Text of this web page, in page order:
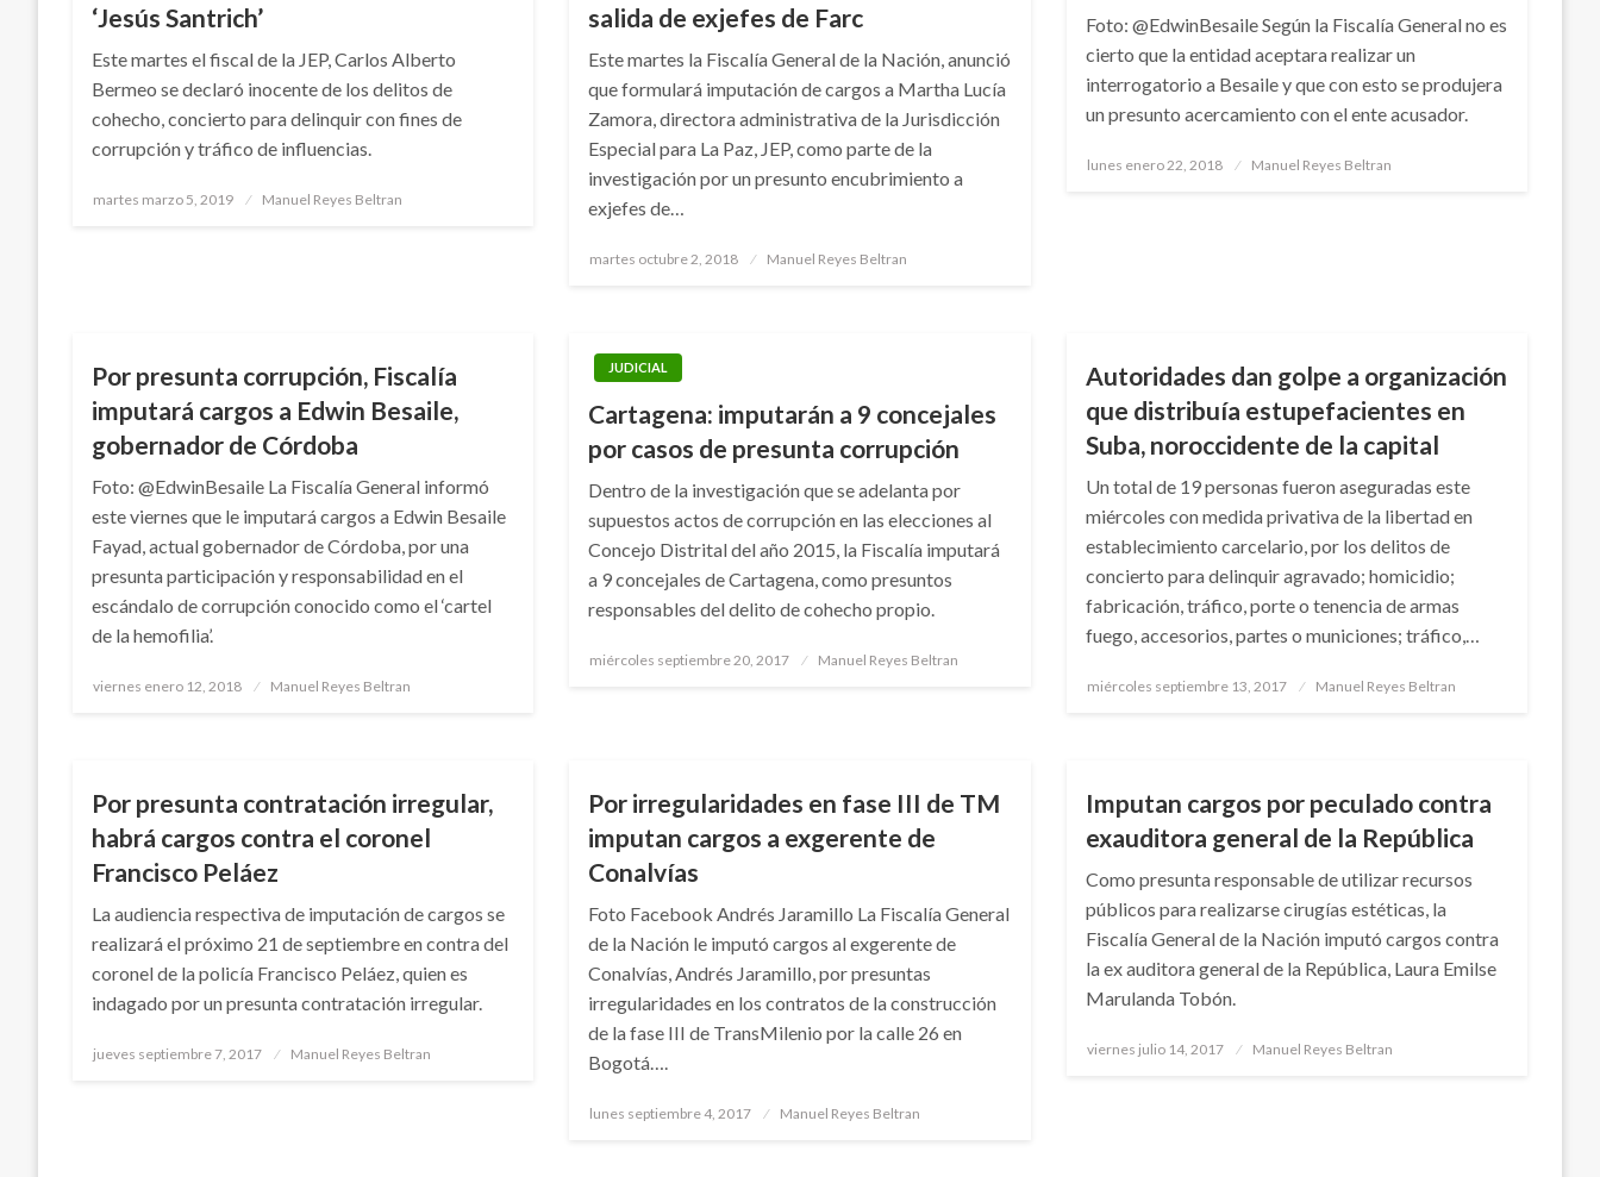
‘Jesús Santrich’
Este martes el fiscal de la JEP, Carlos Alberto
Bermeo se declaró inocente de los delitos de
cohecho, concierto para delinquir con fines de
corrupción y tráfico de influencias.
Publicado
martes marzo 5, 2019 Manuel Reyes Beltran
salida de exjefes de Farc
Este martes la Fiscalía General de la Nación, anunció
que formulará imputación de cargos a Martha Lucía
Zamora, directora administrativa de la Jurisdicción
Especial para La Paz, JEP, como parte de la
investigación por un presunto encubrimiento a
exjefes de…
Publicado
martes octubre 2, 2018 Manuel Reyes Beltran
Foto: @EdwinBesaile Según la Fiscalía General no es
cierto que la entidad aceptara realizar un
interrogatorio a Besaile y que con esto se produjera
un presunto acercamiento con el ente acusador.
Publicado
lunes enero 22, 2018 Manuel Reyes Beltran
Por presunta corrupción, Fiscalía
imputará cargos a Edwin Besaile,
gobernador de Córdoba
Foto: @EdwinBesaile La Fiscalía General informó
este viernes que le imputará cargos a Edwin Besaile
Fayad, actual gobernador de Córdoba, por una
presunta participación y responsabilidad en el
escándalo de corrupción conocido como el ‘cartel
de la hemofilia’.
Publicado
viernes enero 12, 2018 Manuel Reyes Beltran
JUDICIAL
Cartagena: imputarán a 9 concejales
por casos de presunta corrupción
Dentro de la investigación que se adelanta por
supuestos actos de corrupción en las elecciones al
Concejo Distrital del año 2015, la Fiscalía imputará
a 9 concejales de Cartagena, como presuntos
responsables del delito de cohecho propio.
Publicado
miércoles septiembre 20, 2017 Manuel Reyes Beltran
Autoridades dan golpe a organización
que distribuía estupefacientes en
Suba, noroccidente de la capital
Un total de 19 personas fueron aseguradas este
miércoles con medida privativa de la libertad en
establecimiento carcelario, por los delitos de
concierto para delinquir agravado; homicidio;
fabricación, tráfico, porte o tenencia de armas
fuego, accesorios, partes o municiones; tráfico,…
Publicado
miércoles septiembre 13, 2017 Manuel Reyes Beltran
Por presunta contratación irregular,
habrá cargos contra el coronel
Francisco Peláez
La audiencia respectiva de imputación de cargos se
realizará el próximo 21 de septiembre en contra del
coronel de la policía Francisco Peláez, quien es
indagado por un presunta contratación irregular.
Publicado
jueves septiembre 7, 2017 Manuel Reyes Beltran
Por irregularidades en fase III de TM
imputan cargos a exgerente de
Conalvías
Foto Facebook Andrés Jaramillo La Fiscalía General
de la Nación le imputó cargos al exgerente de
Conalvías, Andrés Jaramillo, por presuntas
irregularidades en los contratos de la construcción
de la fase III de TransMilenio por la calle 26 en
Bogotá….
Publicado
lunes septiembre 4, 2017 Manuel Reyes Beltran
Imputan cargos por peculado contra
exauditora general de la República
Como presunta responsable de utilizar recursos
públicos para realizarse cirugías estéticas, la
Fiscalía General de la Nación imputó cargos contra
la ex auditora general de la República, Laura Emilse
Marulanda Tobón.
Publicado
viernes julio 14, 2017 Manuel Reyes Beltran